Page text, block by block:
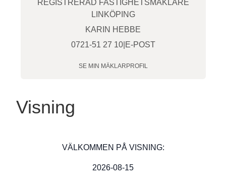
REGISTRERAD FASTIGHETSMÄKLARE
LINKÖPING
KARIN HEBBE
0721-51 27 10| E-POST
SE MIN MÄKLARPROFIL
Visning
VÄLKOMMEN PÅ VISNING:
2026-08-15